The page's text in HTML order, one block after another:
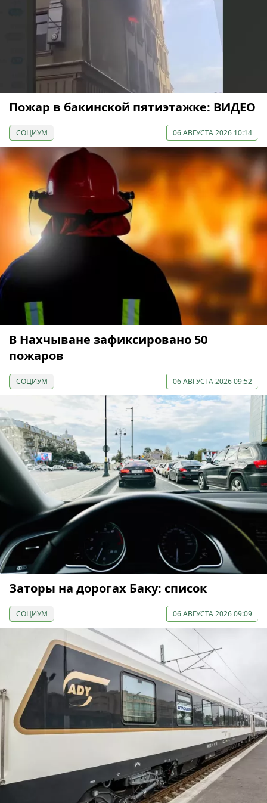
Пожар в бакинской пятиэтажке: ВИДЕО
СОЦИУМ 06 АВГУСТА 2026 10:14
В Нахчыване зафиксировано 50
пожаров
СОЦИУМ 06 АВГУСТА 2026 09:52
Заторы на дорогах Баку: список
СОЦИУМ 06 АВГУСТА 2026 09:09